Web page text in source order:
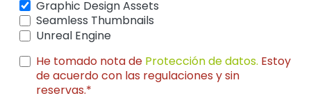
Graphic Design Assets
Seamless Thumbnails
Unreal Engine
He tomado nota de Protección de datos. Estoy
de acuerdo con las regulaciones y sin
reservas.*